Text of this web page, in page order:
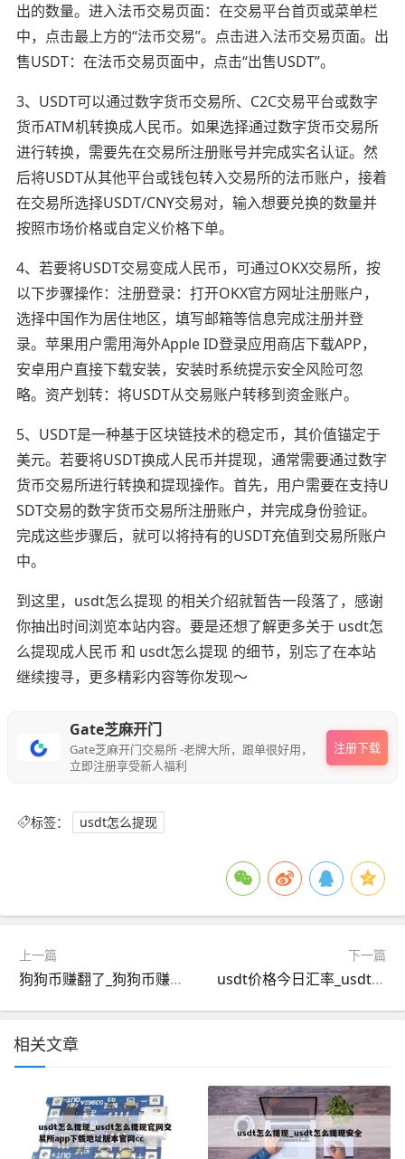
出的数量。进入法币交易页面：在交易平台首页或菜单栏
中，点击最上方的“法币交易”。点击进入法币交易页面。出
售USDT：在法币交易页面中，点击“出售USDT”。
3、USDT可以通过数字货币交易所、C2C交易平台或数字
货币ATM机转换成人民币。如果选择通过数字货币交易所
进行转换，需要先在交易所注册账号并完成实名认证。然
后将USDT从其他平台或钱包转入交易所的法币账户，接着
在交易所选择USDT/CNY交易对，输入想要兑换的数量并
按照市场价格或自定义价格下单。
4、若要将USDT交易变成人民币，可通过OKX交易所，按
以下步骤操作：注册登录：打开OKX官方网址注册账户，
选择中国作为居住地区，填写邮箱等信息完成注册并登
录。苹果用户需用海外Apple ID登录应用商店下载APP，
安卓用户直接下载安装，安装时系统提示安全风险可忽
略。资产划转：将USDT从交易账户转移到资金账户。
5、USDT是一种基于区块链技术的稳定币，其价值锚定于
美元。若要将USDT换成人民币并提现，通常需要通过数字
货币交易所进行转换和提现操作。首先，用户需要在支持U
SDT交易的数字货币交易所注册账户，并完成身份验证。
完成这些步骤后，就可以将持有的USDT充值到交易所账户
中。
到这里，usdt怎么提现 的相关介绍就暂告一段落了，感谢
你抽出时间浏览本站内容。要是还想了解更多关于 usdt怎
么提现成人民币 和 usdt怎么提现 的细节，别忘了在本站
继续搜寻，更多精彩内容等你发现～
Gate芝麻开门
Gate芝麻开门交易所 -老牌大所，跟单很好用，
立即注册享受新人福利
注册下载
标签： usdt怎么提现
上一篇
狗狗币赚翻了_狗狗币赚了1亿
下一篇
usdt价格今日汇率_usdt价格今日汇率金色财经
相关文章